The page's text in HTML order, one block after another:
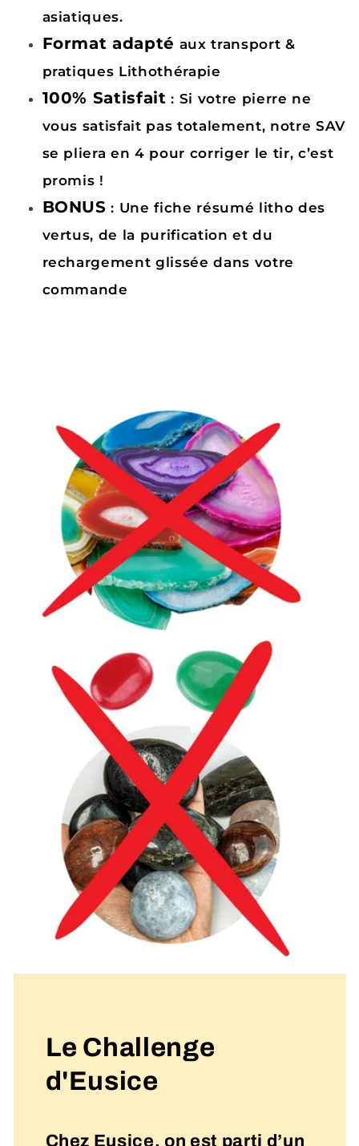
asiatiques.
Format adapté aux transport &
pratiques Lithothérapie
100% Satisfait : Si votre pierre ne
vous satisfait pas totalement, notre SAV
se pliera en 4 pour corriger le tir, c’est
promis !
BONUS : Une fiche résumé litho des
vertus, de la purification et du
rechargement glissée dans votre
commande
Le Challenge
d'Eusice
Chez Eusice, on est parti d’un